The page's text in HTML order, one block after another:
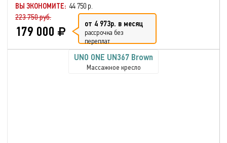
ВЫ ЭКОНОМИТЕ: 44 750 р.
223 750 руб.
179 000 от 4 973р. в месяц
рассрочка без
переплат
UNO ONE UN367 Brown
Массажное кресло